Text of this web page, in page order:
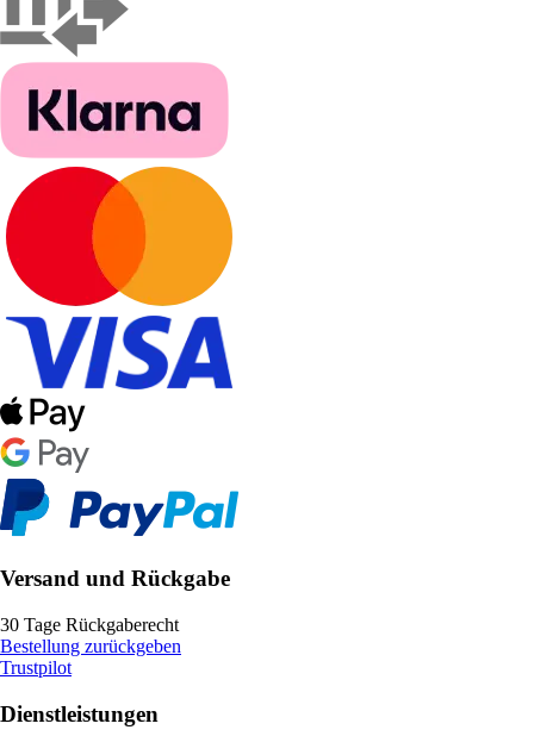
Versand und Rückgabe
30 Tage Rückgaberecht
Bestellung zurückgeben
Trustpilot
Dienstleistungen